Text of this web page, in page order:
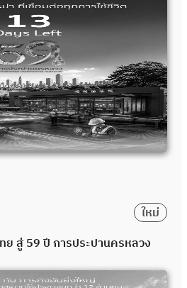
ใหม่
ย สู่ 59 ปี การประปานครหลวง